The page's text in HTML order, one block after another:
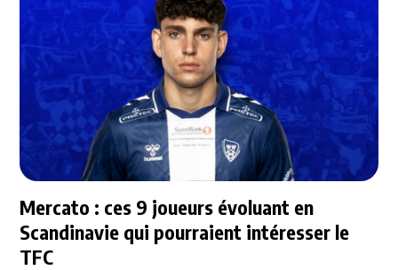
Mercato : ces 9 joueurs évoluant en
Scandinavie qui pourraient intéresser le
TFC